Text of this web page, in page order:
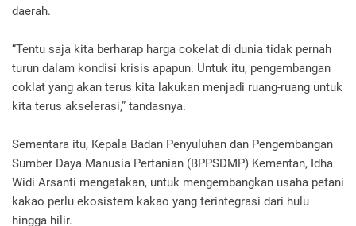
daerah.
“Tentu saja kita berharap harga cokelat di dunia tidak pernah
turun dalam kondisi krisis apapun. Untuk itu, pengembangan
coklat yang akan terus kita lakukan menjadi ruang-ruang untuk
kita terus akselerasi,” tandasnya.
Sementara itu, Kepala Badan Penyuluhan dan Pengembangan
Sumber Daya Manusia Pertanian (BPPSDMP) Kementan, Idha
Widi Arsanti mengatakan, untuk mengembangkan usaha petani
kakao perlu ekosistem kakao yang terintegrasi dari hulu
hingga hilir.